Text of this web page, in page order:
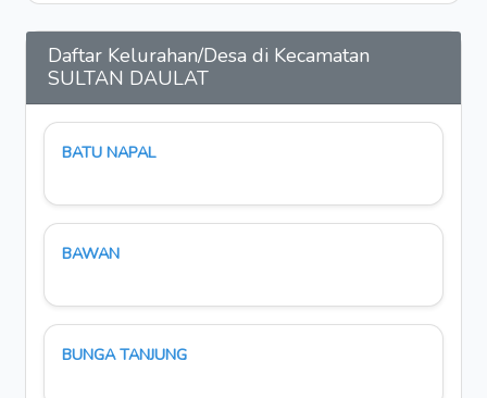
Daftar Kelurahan/Desa di Kecamatan
SULTAN DAULAT
BATU NAPAL
BAWAN
BUNGA TANJUNG